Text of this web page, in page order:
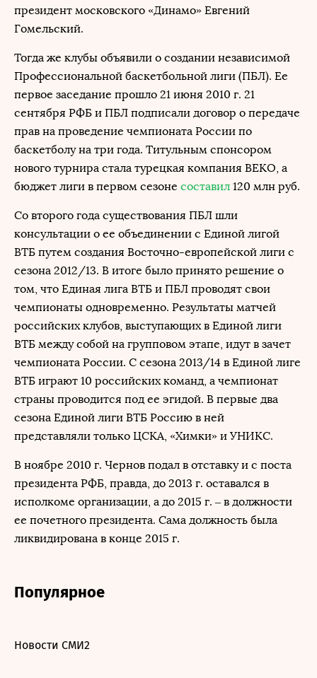
президент московского «Динамо» Евгений
Гомельский.
Тогда же клубы объявили о создании независимой
Профессиональной баскетбольной лиги (ПБЛ). Ее
первое заседание прошло 21 июня 2010 г. 21
сентября РФБ и ПБЛ подписали договор о передаче
прав на проведение чемпионата России по
баскетболу на три года. Титульным спонсором
нового турнира стала турецкая компания BEKO, а
бюджет лиги в первом сезоне составил 120 млн руб.
Со второго года существования ПБЛ шли
консультации о ее объединении с Единой лигой
ВТБ путем создания Восточно-европейской лиги с
сезона 2012/13. В итоге было принято решение о
том, что Единая лига ВТБ и ПБЛ проводят свои
чемпионаты одновременно. Результаты матчей
российских клубов, выступающих в Единой лиги
ВТБ между собой на групповом этапе, идут в зачет
чемпионата России. С сезона 2013/14 в Единой лиге
ВТБ играют 10 российских команд, а чемпионат
страны проводится под ее эгидой. В первые два
сезона Единой лиги ВТБ Россию в ней
представляли только ЦСКА, «Химки» и УНИКС.
В ноябре 2010 г. Чернов подал в отставку и с поста
президента РФБ, правда, до 2013 г. оставался в
исполкоме организации, а до 2015 г. – в должности
ее почетного президента. Сама должность была
ликвидирована в конце 2015 г.
Популярное
Новости СМИ2